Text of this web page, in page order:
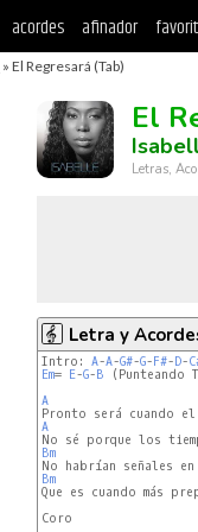
acordes afinador
» El Regresará (Tab)
El
Letras,
Letra y
Intro: A-A-G#-G-F#-D-
Em= E-G-B (Punteando
A
A
Bm
Bm
Que es cuando más
Coro